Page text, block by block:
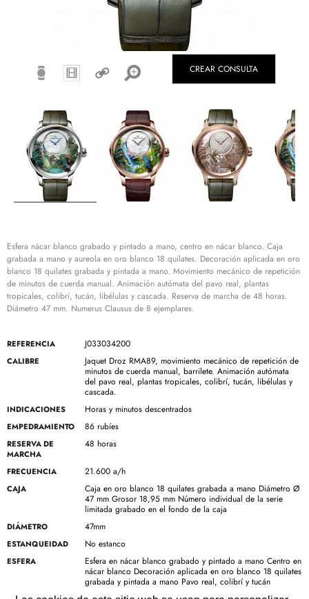
CREAR CONSULTA
Esfera nácar blanco grabado y pintado a mano, centro en nácar blanco. Caja
grabada a mano y aureola en oro blanco 18 quilates. Decoración aplicada en oro
blanco 18 quilates grabada y pintada a mano. Movimiento mecánico de repetición
de minutos de cuerda manual. Animación autómata del pavo real, plantas
tropicales, colibrí, tucán, libélulas y cascada. Reserva de marcha de 48 horas.
Diámetro 47 mm. Numerus Clausus de 8 ejemplares.
REFERENCIA J033034200
CALIBRE
Jaquet Droz RMA89, movimiento mecánico de repetición de
minutos de cuerda manual, barrilete. Animación autómata
del pavo real, plantas tropicales, colibrí, tucán, libélulas y
cascada.
INDICACIONES Horas y minutos descentrados
EMPEDRAMIENTO 86 rubíes
RESERVA DE
MARCHA
48 horas
FRECUENCIA 21.600 a/h
CAJA
Caja en oro blanco 18 quilates grabada a mano Diámetro Ø
47 mm Grosor 18,95 mm Número individual de la serie
limitada grabado en el fondo de la caja
DIÁMETRO 47mm
ESTANQUEIDAD No estanco
ESFERA
Esfera en nácar blanco grabado y pintado a mano Centro en
nácar blanco Decoración aplicada en oro blanco 18 quilates
grabada y pintada a mano Pavo real, colibrí y tucán